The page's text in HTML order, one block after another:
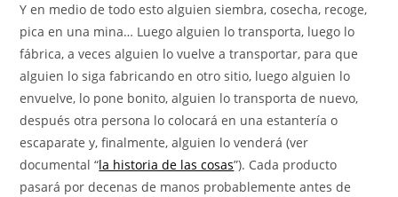
Y en medio de todo esto alguien siembra, cosecha, recoge,
pica en una mina… Luego alguien lo transporta, luego lo
fábrica, a veces alguien lo vuelve a transportar, para que
alguien lo siga fabricando en otro sitio, luego alguien lo
envuelve, lo pone bonito, alguien lo transporta de nuevo,
después otra persona lo colocará en una estantería o
escaparate y, finalmente, alguien lo venderá (ver
documental “la historia de las cosas”). Cada producto
pasará por decenas de manos probablemente antes de